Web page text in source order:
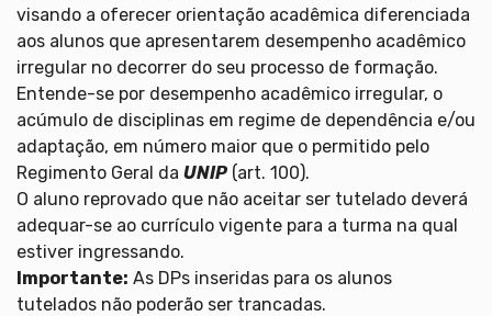
visando a oferecer orientação acadêmica diferenciada
aos alunos que apresentarem desempenho acadêmico
irregular no decorrer do seu processo de formação.
Entende-se por desempenho acadêmico irregular, o
acúmulo de disciplinas em regime de dependência e/ou
adaptação, em número maior que o permitido pelo
Regimento Geral da UNIP (art. 100).
O aluno reprovado que não aceitar ser tutelado deverá
adequar-se ao currículo vigente para a turma na qual
estiver ingressando.
Importante: As DPs inseridas para os alunos
tutelados não poderão ser trancadas.